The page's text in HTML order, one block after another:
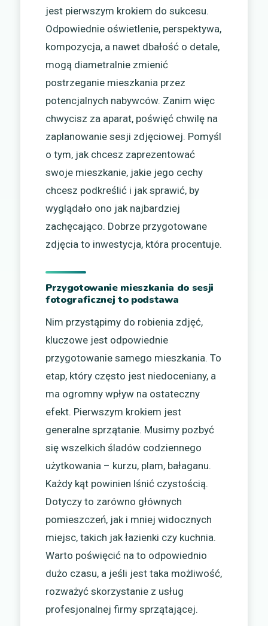
jest pierwszym krokiem do sukcesu.
Odpowiednie oświetlenie, perspektywa,
kompozycja, a nawet dbałość o detale,
mogą diametralnie zmienić
postrzeganie mieszkania przez
potencjalnych nabywców. Zanim więc
chwycisz za aparat, poświęć chwilę na
zaplanowanie sesji zdjęciowej. Pomyśl
o tym, jak chcesz zaprezentować
swoje mieszkanie, jakie jego cechy
chcesz podkreślić i jak sprawić, by
wyglądało ono jak najbardziej
zachęcająco. Dobrze przygotowane
zdjęcia to inwestycja, która procentuje.
Przygotowanie mieszkania do sesji
fotograficznej to podstawa
Nim przystąpimy do robienia zdjęć,
kluczowe jest odpowiednie
przygotowanie samego mieszkania. To
etap, który często jest niedoceniany, a
ma ogromny wpływ na ostateczny
efekt. Pierwszym krokiem jest
generalne sprzątanie. Musimy pozbyć
się wszelkich śladów codziennego
użytkowania – kurzu, plam, bałaganu.
Każdy kąt powinien lśnić czystością.
Dotyczy to zarówno głównych
pomieszczeń, jak i mniej widocznych
miejsc, takich jak łazienki czy kuchnia.
Warto poświęcić na to odpowiednio
dużo czasu, a jeśli jest taka możliwość,
rozważyć skorzystanie z usług
profesjonalnej firmy sprzątającej.